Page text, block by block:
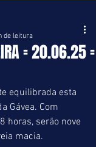
= 20.06.25 =
de leitura
equilibrada esta
Gávea. Com
horas, serão nove
macia.